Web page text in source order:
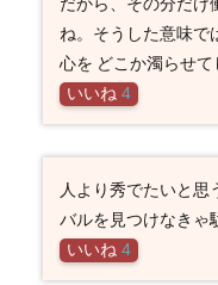
ね。そうした意味で
心を どこか濁らせて
いいね 4
人より秀でたいと思
バルを見つけなきゃ
いいね 4